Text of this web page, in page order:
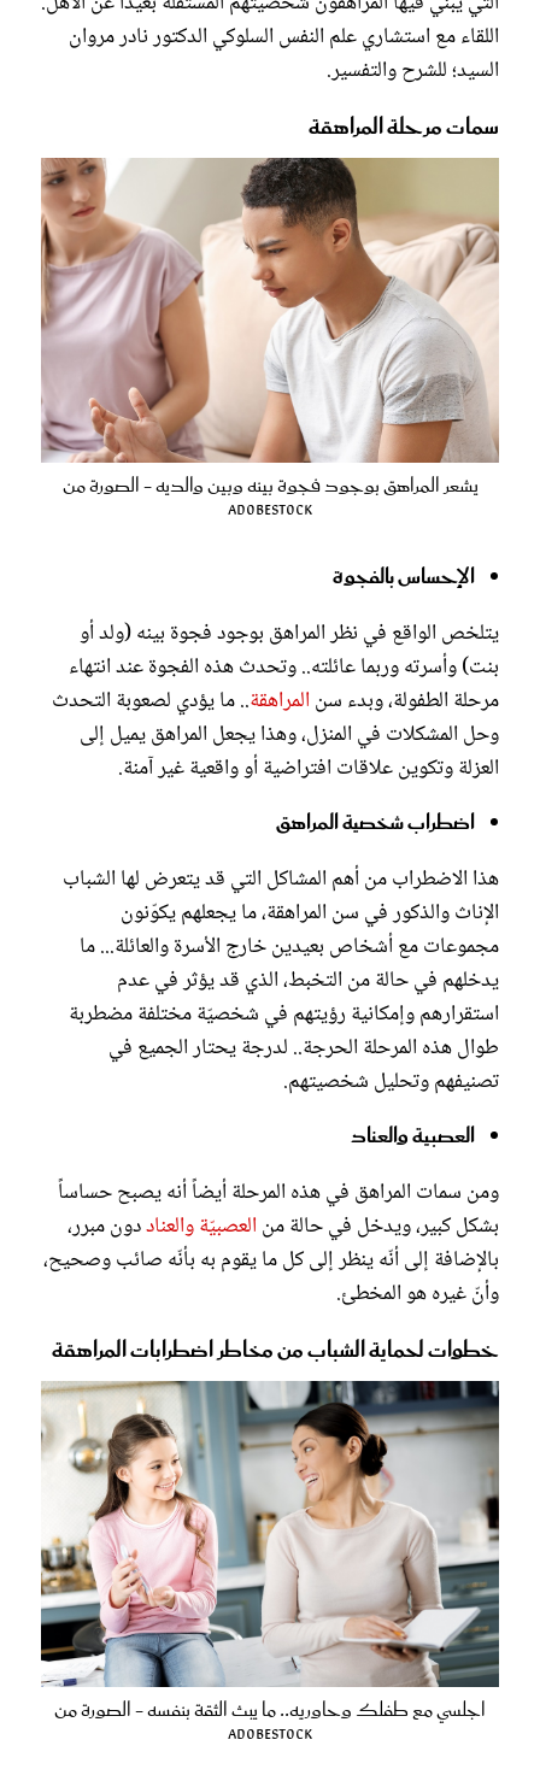
اللقاء مع استشاري علم النفس السلوكي الدكتور نادر مروان
السيد؛ للشرح والتفسير.
سمات مرحلة المراهقة
يشعر المراهق بوجود فجوة بينه وبين والديه - الصورة من
AdobeStock
الإحساس بالفجوة
يتلخص الواقع في نظر المراهق بوجود فجوة بينه (ولد أو
بنت) وأسرته وربما عائلته.. وتحدث هذه الفجوة عند انتهاء
مرحلة الطفولة، وبدء سن المراهقة.. ما يؤدي لصعوبة التحدث
وحل المشكلات في المنزل، وهذا يجعل المراهق يميل إلى
العزلة وتكوين علاقات افتراضية أو واقعية غير آمنة.
اضطراب شخصية المراهق
هذا الاضطراب من أهم المشاكل التي قد يتعرض لها الشباب
الإناث والذكور في سن المراهقة، ما يجعلهم يكوّنون
مجموعات مع أشخاص بعيدين خارج الأسرة والعائلة... ما
يدخلهم في حالة من التخبط، الذي قد يؤثر في عدم
استقرارهم وإمكانية رؤيتهم في شخصيّة مختلفة مضطربة
طوال هذه المرحلة الحرجة.. لدرجة يحتار الجميع في
تصنيفهم وتحليل شخصيتهم.
العصبية والعناد
ومن سمات المراهق في هذه المرحلة أيضاً أنه يصبح حساساً
بشكل كبير، ويدخل في حالة من العصبيّة والعناددون مبرر،
بالإضافة إلى أنّه ينظر إلى كل ما يقوم به بأنّه صائب وصحيح،
وأنّ غيره هو المخطئ.
خطوات لحماية الشباب من مخاطر اضطرابات المراهقة
اجلسي مع طفلك وحاوريه.. ما يبث الثقة بنفسه - الصورة من
AdobeStock